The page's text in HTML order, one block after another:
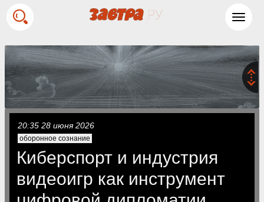
20:35 28 июня 2026
оборонное сознание
Киберспорт и индустрия
видеоигр как инструмент